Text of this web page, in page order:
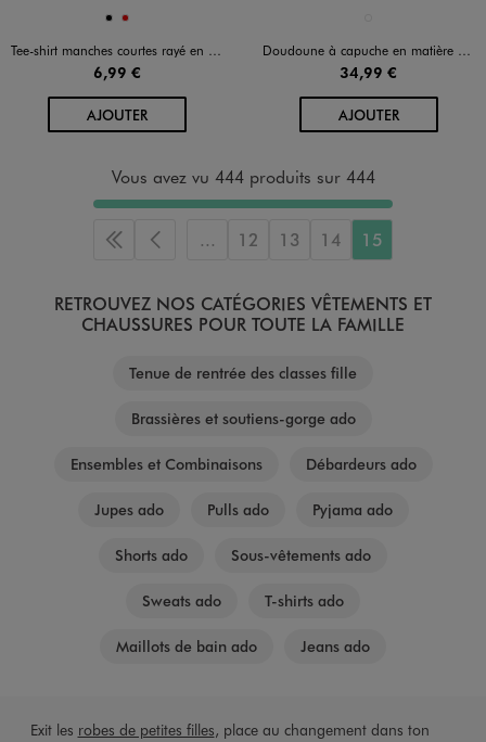
Disponible en 2 coloris
NOIRROUGE
Tee-shirt manches courtes rayé en jersey extensible fille
6,99 €
AJOUTERAU PANIER
Doudoune à capuche en matière déperlante courte et ample fille
34,99 €
AJOUTERAU PANIER
Vous avez vu 444 produits sur 444
Première page
Page précédente
... 12 13 14 15
RETROUVEZ NOS CATÉGORIES VÊTEMENTS ET
CHAUSSURES POUR TOUTE LA FAMILLE
Tenue de rentrée des classes fille
Brassières et soutiens-gorge ado
Ensembles et Combinaisons Débardeurs ado
Jupes ado Pulls ado Pyjama ado
Shorts ado Sous-vêtements ado
Sweats ado T-shirts ado
Maillots de bain ado Jeans ado
Exit les robes de petites filles, place au changement dans ton